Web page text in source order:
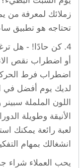
زملائك لمعرفة من
تحتاجه هو تطبيق
4. كن حادًا! - هل
لديك يوم أفضل في
اللون الململة
الأنيقة وطويلة
لعبة رائعة يمكنك
انشغالك بمهام
يحب العملاء شراء